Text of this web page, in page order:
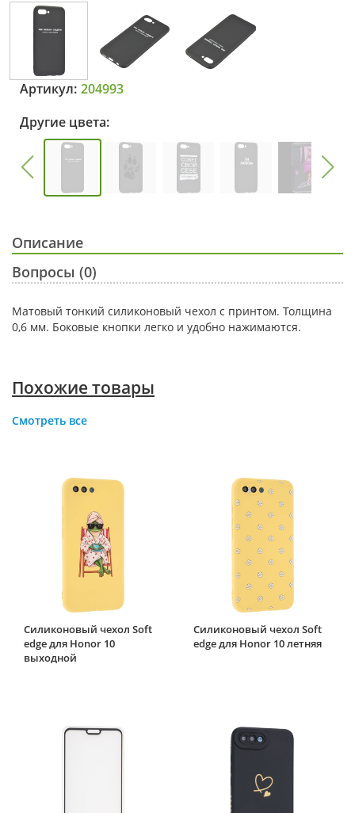
Артикул: 204993
Другие цвета:
Описание
Вопросы (0)
Матовый тонкий силиконовый чехол с принтом. Толщина
0,6 мм. Боковые кнопки легко и удобно нажимаются.
Похожие товары
Смотреть все
Силиконовый чехол Soft
edge для Honor 10
выходной
Силиконовый чехол Soft
edge для Honor 10 летняя